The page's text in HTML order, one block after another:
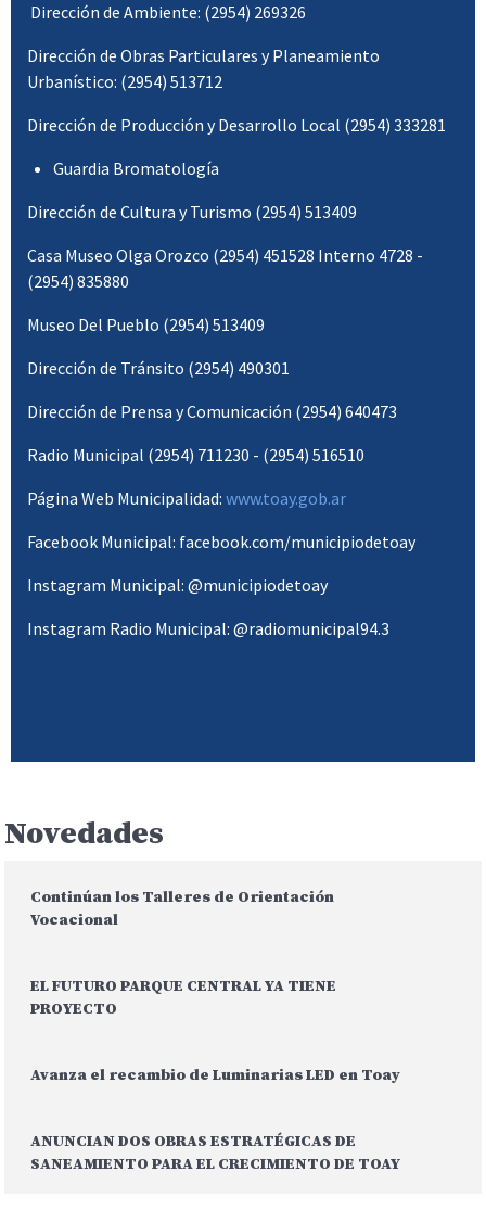
Dirección de Ambiente: (2954) 269326
Dirección de Obras Particulares y Planeamiento
Urbanístico: (2954) 513712
Dirección de Producción y Desarrollo Local (2954) 333281
Guardia Bromatología
Dirección de Cultura y Turismo (2954) 513409
Casa Museo Olga Orozco (2954) 451528 Interno 4728 -
(2954) 835880
Museo Del Pueblo (2954) 513409
Dirección de Tránsito (2954) 490301
Dirección de Prensa y Comunicación (2954) 640473
Radio Municipal (2954) 711230 - (2954) 516510
Página Web Municipalidad: www.toay.gob.ar
Facebook Municipal: facebook.com/municipiodetoay
Instagram Municipal: @municipiodetoay
Instagram Radio Municipal: @radiomunicipal94.3
Novedades
Continúan los Talleres de Orientación
Vocacional
EL FUTURO PARQUE CENTRAL YA TIENE
PROYECTO
Avanza el recambio de Luminarias LED en Toay
ANUNCIAN DOS OBRAS ESTRATÉGICAS DE
SANEAMIENTO PARA EL CRECIMIENTO DE TOAY